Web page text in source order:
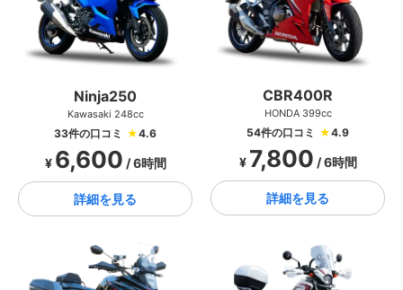
Ninja250
Kawasaki 248cc
33件の口コミ ★4.6
¥ 6,600 / 6時間
詳細を見る
CBR400R
HONDA 399cc
54件の口コミ ★4.9
¥ 7,800 / 6時間
詳細を見る